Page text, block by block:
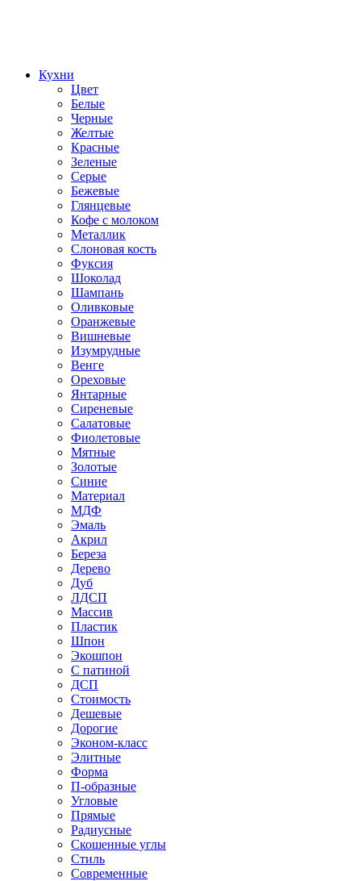
Кухни
Цвет
Белые
Черные
Желтые
Красные
Зеленые
Серые
Бежевые
Глянцевые
Кофе с молоком
Металлик
Слоновая кость
Фуксия
Шоколад
Шампань
Оливковые
Оранжевые
Вишневые
Изумрудные
Венге
Ореховые
Янтарные
Сиреневые
Салатовые
Фиолетовые
Мятные
Золотые
Синие
Материал
МДФ
Эмаль
Акрил
Береза
Дерево
Дуб
ЛДСП
Массив
Пластик
Шпон
Экошпон
С патиной
ДСП
Стоимость
Дешевые
Дорогие
Эконом-класс
Элитные
Форма
П-образные
Угловые
Прямые
Радиусные
Скошенные углы
Стиль
Современные